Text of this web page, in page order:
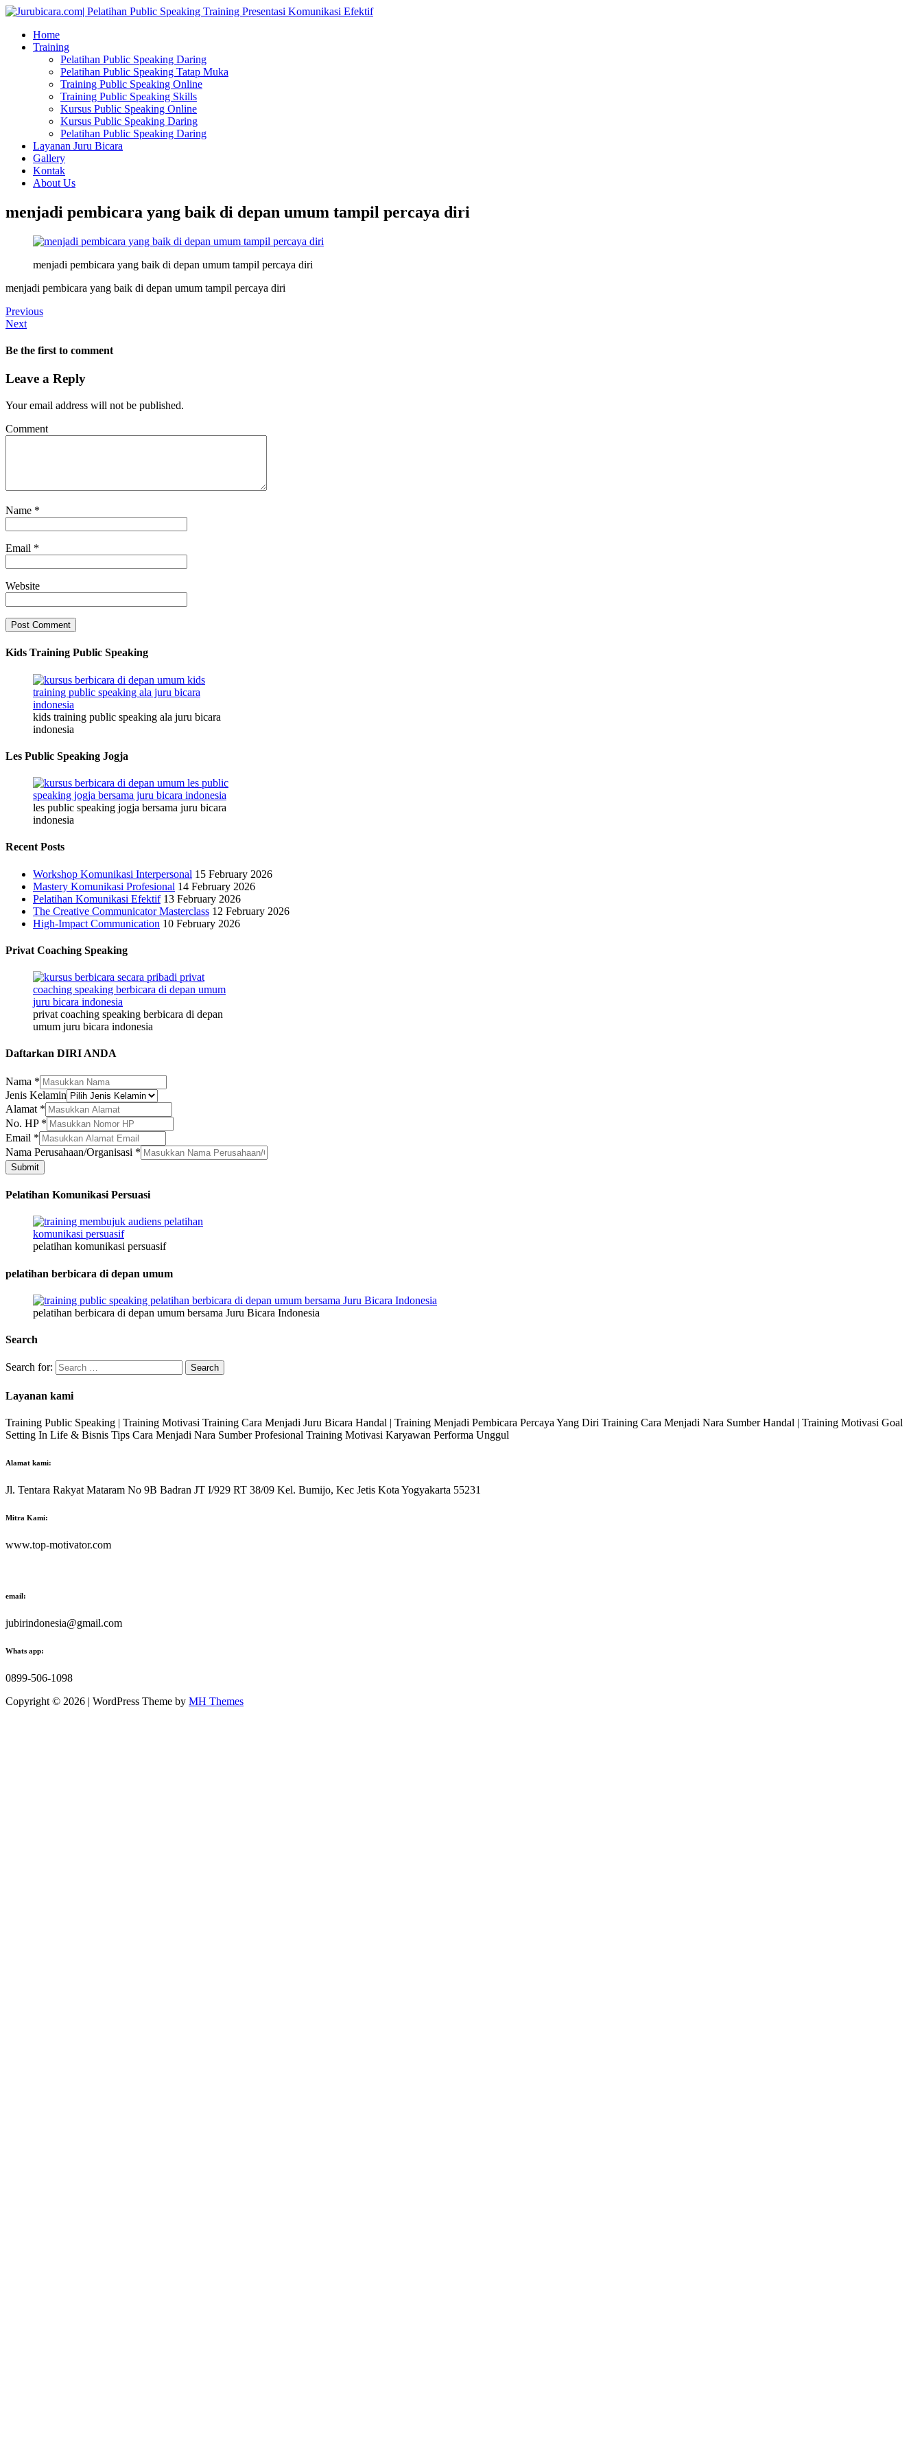
Home
Training
Pelatihan Public Speaking Daring
Pelatihan Public Speaking Tatap Muka
Training Public Speaking Online
Training Public Speaking Skills
Kursus Public Speaking Online
Kursus Public Speaking Daring
Pelatihan Public Speaking Daring
Layanan Juru Bicara
Gallery
Kontak
About Us
menjadi pembicara yang baik di depan umum tampil percaya diri
menjadi pembicara yang baik di depan umum tampil percaya diri
menjadi pembicara yang baik di depan umum tampil percaya diri
Previous
Next
Be the first to comment
Leave a Reply
Your email address will not be published.
Comment
Name *
Email *
Website
Kids Training Public Speaking
kids training public speaking ala juru bicara
indonesia
Les Public Speaking Jogja
les public speaking jogja bersama juru bicara
indonesia
Recent Posts
Workshop Komunikasi Interpersonal 15 February 2026
Mastery Komunikasi Profesional 14 February 2026
Pelatihan Komunikasi Efektif 13 February 2026
The Creative Communicator Masterclass 12 February 2026
High-Impact Communication 10 February 2026
Privat Coaching Speaking
privat coaching speaking berbicara di depan
umum juru bicara indonesia
Daftarkan DIRI ANDA
Nama *
Jenis Kelamin
Alamat *
HP
Email
Kelamin
No. HP *
Email *
Nama Perusahaan/Organisasi *
Submit
Pelatihan Komunikasi Persuasi
pelatihan komunikasi persuasif
pelatihan berbicara di depan umum
pelatihan berbicara di depan umum bersama Juru Bicara Indonesia
Search
Search for:
Layanan kami
Training Public Speaking | Training Motivasi Training Cara Menjadi Juru Bicara Handal | Training Menjadi Pembicara Percaya Yang Diri Training Cara Menjadi Nara Sumber Handal | Training Motivasi Goal
Setting In Life & Bisnis Tips Cara Menjadi Nara Sumber Profesional Training Motivasi Karyawan Performa Unggul
Alamat kami:
Jl. Tentara Rakyat Mataram No 9B Badran JT I/929 RT 38/09 Kel. Bumijo, Kec Jetis Kota Yogyakarta 55231
Mitra Kami:
www.top-motivator.com
email:
jubirindonesia@gmail.com
Whats app:
0899-506-1098
Copyright © 2026 | WordPress Theme by MH Themes